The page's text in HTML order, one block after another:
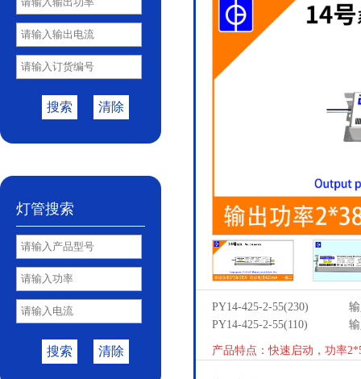
清除
搜索
灯管搜索
清除
搜索
PY14-425-2-55(230)
PY14-425-2-55(110)
产品特点：快速启动，功率